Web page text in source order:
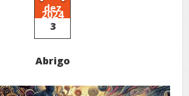
dez
2024
3
Abrigo